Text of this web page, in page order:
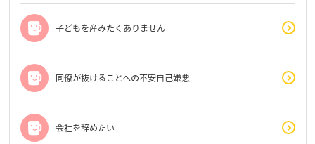
子どもを産みたくありません
同僚が抜けることへの不安自己嫌悪
会社を辞めたい